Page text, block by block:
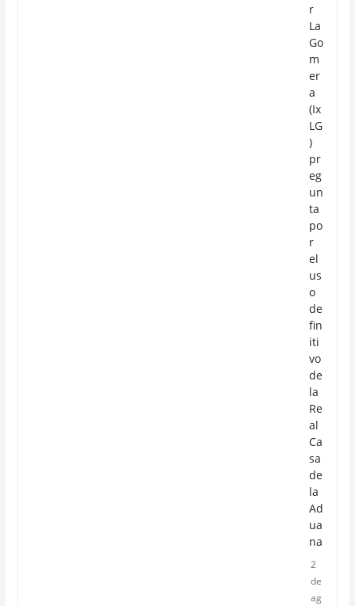
r
La
Go
m
er
a
(Ix
LG
)
pr
eg
un
ta
po
r
el
us
o
de
fin
iti
vo
de
la
Re
al
Ca
sa
de
la
Ad
ua
na
2
de
ag